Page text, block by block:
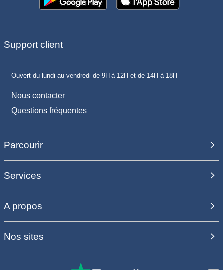
Support client
Ouvert du lundi au vendredi de 9H à 12H et de 14H à 18H
Nous contacter
Questions fréquentes
Parcourir
Services
A propos
Nos sites